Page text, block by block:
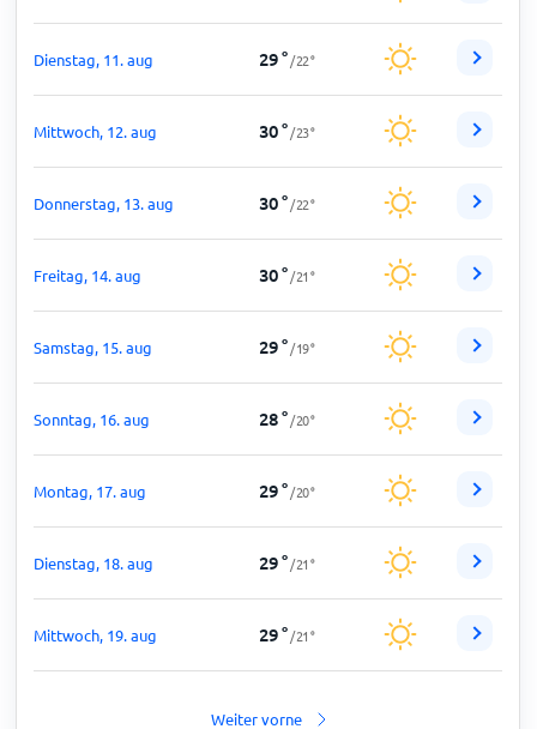
Dienstag, 11. aug 29° /22°
Mittwoch, 12. aug 30° /23°
Donnerstag, 13. aug 30° /22°
Freitag, 14. aug 30° /21°
Samstag, 15. aug 29° /19°
Sonntag, 16. aug 28° /20°
Montag, 17. aug 29° /20°
Dienstag, 18. aug 29° /21°
Mittwoch, 19. aug 29° /21°
Weiter vorne